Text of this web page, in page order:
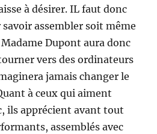
à désirer. IL faut donc
assembler soit même
Dupont aura donc
vers des ordinateurs
jamais changer le
à ceux qui aiment
ils apprécient avant tout
assemblés avec